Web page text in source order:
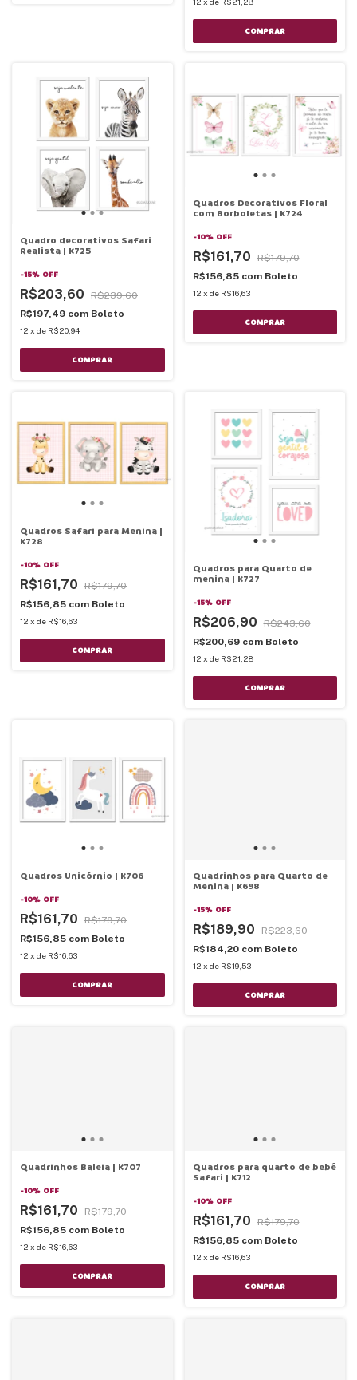
COMPRAR
Quadro decorativos Safari
Realista | K725
-15% OFF
R$203,60
R$239,60
R$197,49 com Boleto
12 x de R$20,94
COMPRAR
Quadros Decorativos Floral
com Borboletas | K724
-10% OFF
R$161,70
R$179,70
R$156,85 com Boleto
12 x de R$16,63
COMPRAR
Quadros Safari para Menina |
K728
-10% OFF
R$161,70
R$179,70
R$156,85 com Boleto
12 x de R$16,63
COMPRAR
Quadros para Quarto de
menina | K727
-15% OFF
R$206,90
R$243,60
R$200,69 com Boleto
12 x de R$21,28
COMPRAR
Quadros Unicórnio | K706
-10% OFF
R$161,70
R$179,70
R$156,85 com Boleto
12 x de R$16,63
COMPRAR
Quadrinhos para Quarto de
Menina | K698
-15% OFF
R$189,90
R$223,60
R$184,20 com Boleto
12 x de R$19,53
COMPRAR
Quadrinhos Baleia | K707
-10% OFF
R$161,70
R$179,70
R$156,85 com Boleto
12 x de R$16,63
COMPRAR
Quadros para quarto de bebê
Safari | K712
-10% OFF
R$161,70
R$179,70
R$156,85 com Boleto
12 x de R$16,63
COMPRAR